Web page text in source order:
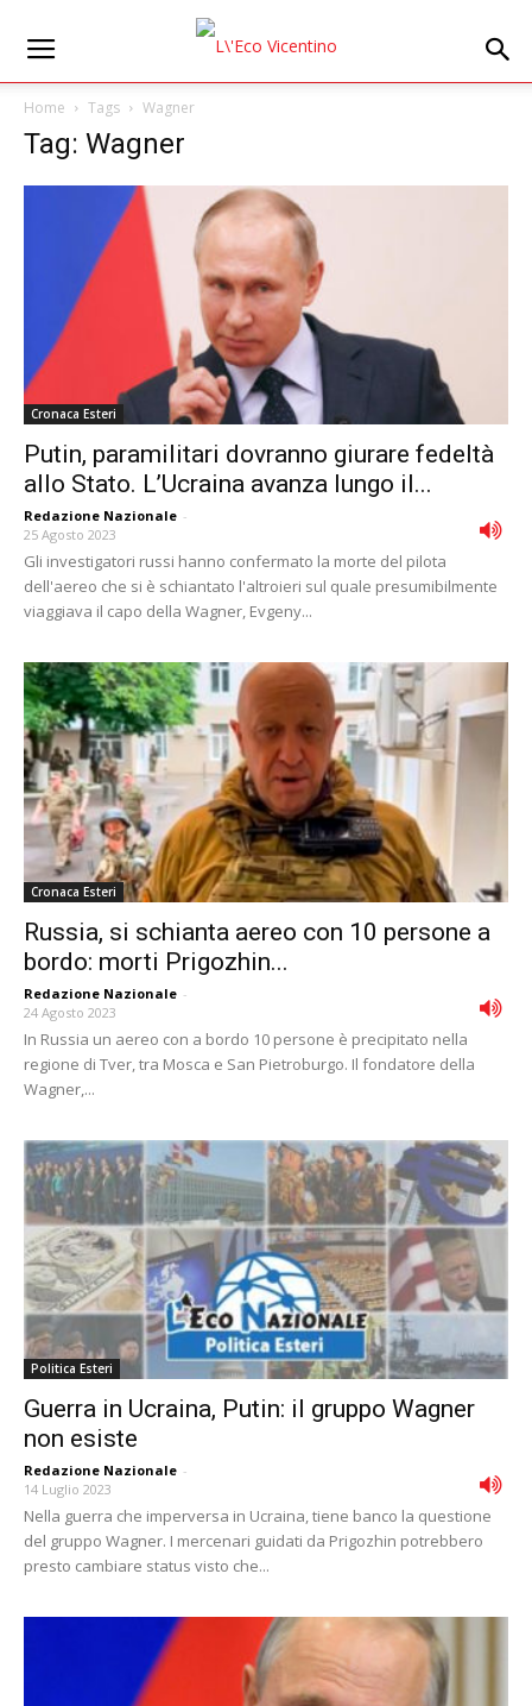
Home Tags Wagner
Tag: Wagner
Cronaca Esteri
Putin, paramilitari dovranno giurare fedeltà
allo Stato. L’Ucraina avanza lungo il...
Redazione Nazionale -
25 Agosto 2023
Gli investigatori russi hanno confermato la morte del pilota
dell'aereo che si è schiantato l'altroieri sul quale presumibilmente
viaggiava il capo della Wagner, Evgeny...
Cronaca Esteri
Russia, si schianta aereo con 10 persone a
bordo: morti Prigozhin...
Redazione Nazionale -
24 Agosto 2023
In Russia un aereo con a bordo 10 persone è precipitato nella
regione di Tver, tra Mosca e San Pietroburgo. Il fondatore della
Wagner,...
Politica Esteri
Guerra in Ucraina, Putin: il gruppo Wagner
non esiste
Redazione Nazionale -
14 Luglio 2023
Nella guerra che imperversa in Ucraina, tiene banco la questione
del gruppo Wagner. I mercenari guidati da Prigozhin potrebbero
presto cambiare status visto che...